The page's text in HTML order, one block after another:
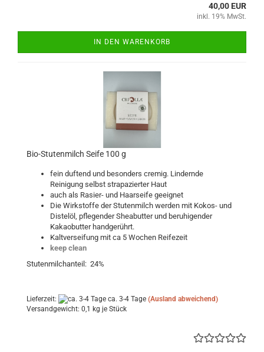
40,00 EUR
inkl. 19% MwSt.
IN DEN WARENKORB
Bio-Stutenmilch Seife 100 g
fein duftend und besonders cremig. Lindernde
Reinigung selbst strapazierter Haut
auch als Rasier- und Haarseife geeignet
Die Wirkstoffe der Stutenmilch werden mit Kokos- und
Distelöl, pflegender Sheabutter und beruhigender
Kakaobutter handgerührt.
Kaltverseifung mit ca 5 Wochen Reifezeit
keep clean
Stutenmilchanteil: 24%
Lieferzeit: ca. 3-4 Tage (Ausland abweichend)
Versandgewicht: 0,1 kg je Stück